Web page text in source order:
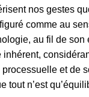
nos gestes
comme au
au fil de
et de
tout n’est